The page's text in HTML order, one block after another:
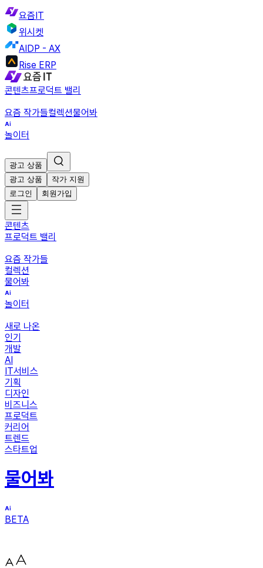
요즘IT
위시켓
AIDP - AX
Rise ERP
콘텐츠프로덕트 밸리
요즘 작가들컬렉션물어봐
놀이터
광고 상품
광고 상품
작가 지원
로그인
회원가입
콘텐츠
프로덕트 밸리
요즘 작가들
컬렉션
물어봐
놀이터
새로 나온
인기
개발
AI
IT서비스
기획
디자인
비즈니스
프로덕트
커리어
트렌드
스타트업
물어봐
BETA